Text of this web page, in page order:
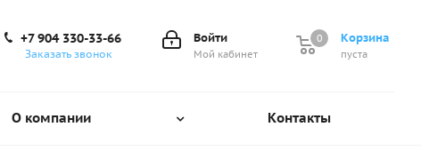
Корзина
0
пуста
0
Войти
Мой кабинет
+7 904 330-33-66
Заказать звонок
О компании Контакты